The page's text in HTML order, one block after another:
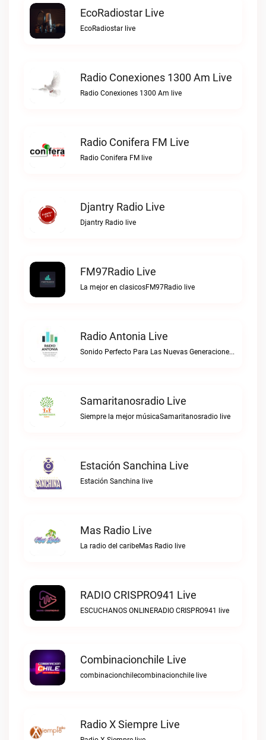
EcoRadiostar Live
EcoRadiostar live
Radio Conexiones 1300 Am Live
Radio Conexiones 1300 Am live
Radio Conifera FM Live
Radio Conifera FM live
Djantry Radio Live
Djantry Radio live
FM97Radio Live
La mejor en clasicosFM97Radio live
Radio Antonia Live
Sonido Perfecto Para Las Nuevas GeneracionesRadio Antonia live
Samaritanosradio Live
Siempre la mejor músicaSamaritanosradio live
Estación Sanchina Live
Estación Sanchina live
Mas Radio Live
La radio del caribeMas Radio live
RADIO CRISPRO941 Live
ESCUCHANOS ONLINERADIO CRISPRO941 live
Combinacionchile Live
combinacionchilecombinacionchile live
Radio X Siempre Live